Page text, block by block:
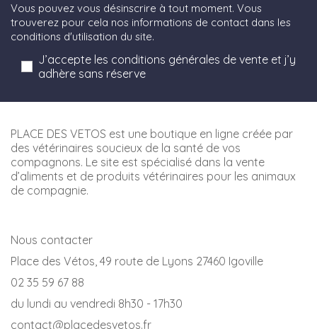
Vous pouvez vous désinscrire à tout moment. Vous
trouverez pour cela nos informations de contact dans les
conditions d'utilisation du site.
J’accepte les conditions générales de vente et j’y
adhère sans réserve
PLACE DES VETOS est une boutique en ligne créée par
des vétérinaires soucieux de la santé de vos
compagnons. Le site est spécialisé dans la vente
d’aliments et de produits vétérinaires pour les animaux
de compagnie.
Nous contacter
Place des Vétos, 49 route de Lyons 27460 Igoville
02 35 59 67 88
du lundi au vendredi 8h30 - 17h30
contact@placedesvetos.fr